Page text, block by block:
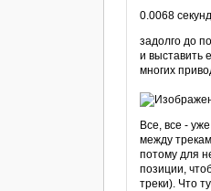
0.0068
задолго до
и выставить
многих
Все, все -
между
потому для
позиции,
треки). Что